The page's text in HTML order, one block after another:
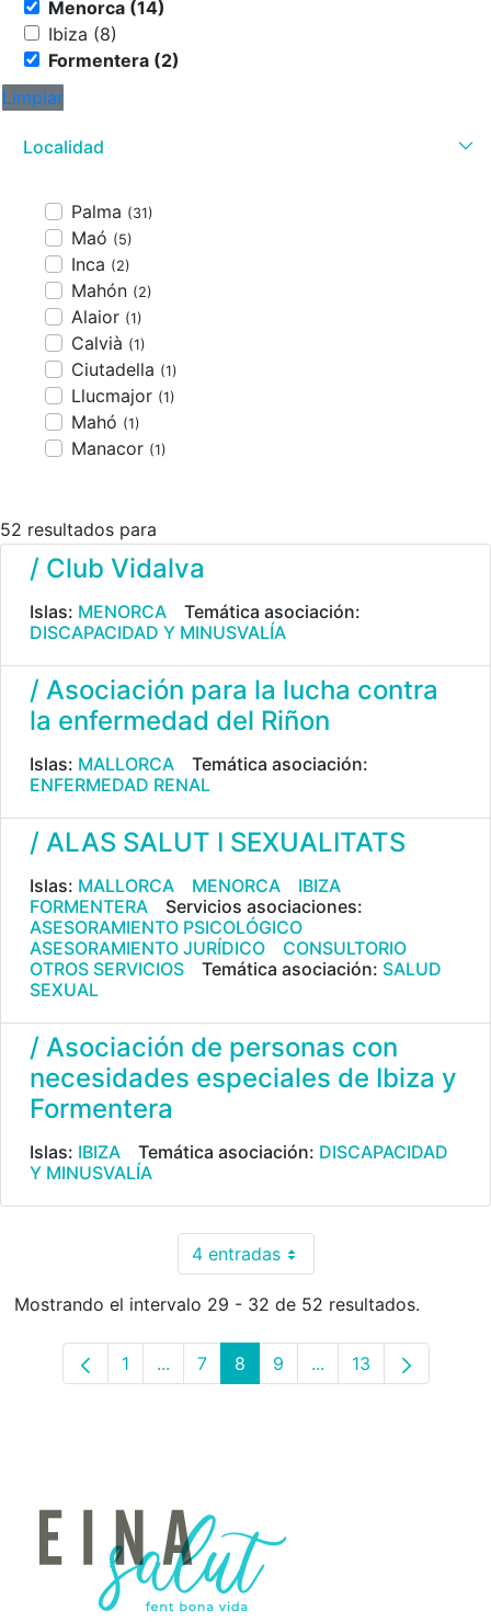
Menorca (14)
Ibiza (8)
Formentera (2)
Limpiar
Localidad
Palma (31)
Maó (5)
Inca (2)
Mahón (2)
Alaior (1)
Calvià (1)
Ciutadella (1)
Llucmajor (1)
Mahó (1)
Manacor (1)
52 resultados para
/ Club Vidalva
Islas: MENORCA
Temática asociación:
DISCAPACIDAD Y MINUSVALÍA
/ Asociación para la lucha contra
la enfermedad del Riñon
Islas: MALLORCA
Temática asociación:
ENFERMEDAD RENAL
/ ALAS SALUT I SEXUALITATS
Islas: MALLORCA MENORCA
IBIZA
FORMENTERA
Servicios asociaciones:
ASESORAMIENTO PSICOLÓGICO
ASESORAMIENTO JURÍDICO
CONSULTORIO
OTROS SERVICIOS
Temática asociación: SALUD
SEXUAL
/ Asociación de personas con
necesidades especiales de Ibiza y
Formentera
Islas: IBIZA Temática asociación: DISCAPACIDAD
Y MINUSVALÍA
4 entradasPor página
Mostrando el intervalo 29 - 32 de 52 resultados.
Página
1 ...Páginas intermedias Use TAB para
Página
7 Página
8 Página
9 ...Páginas intermedias
Página
13